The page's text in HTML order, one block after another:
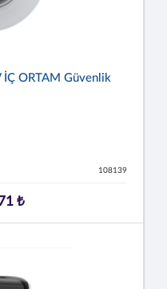
ORTAM Güvenlik
108139
₺